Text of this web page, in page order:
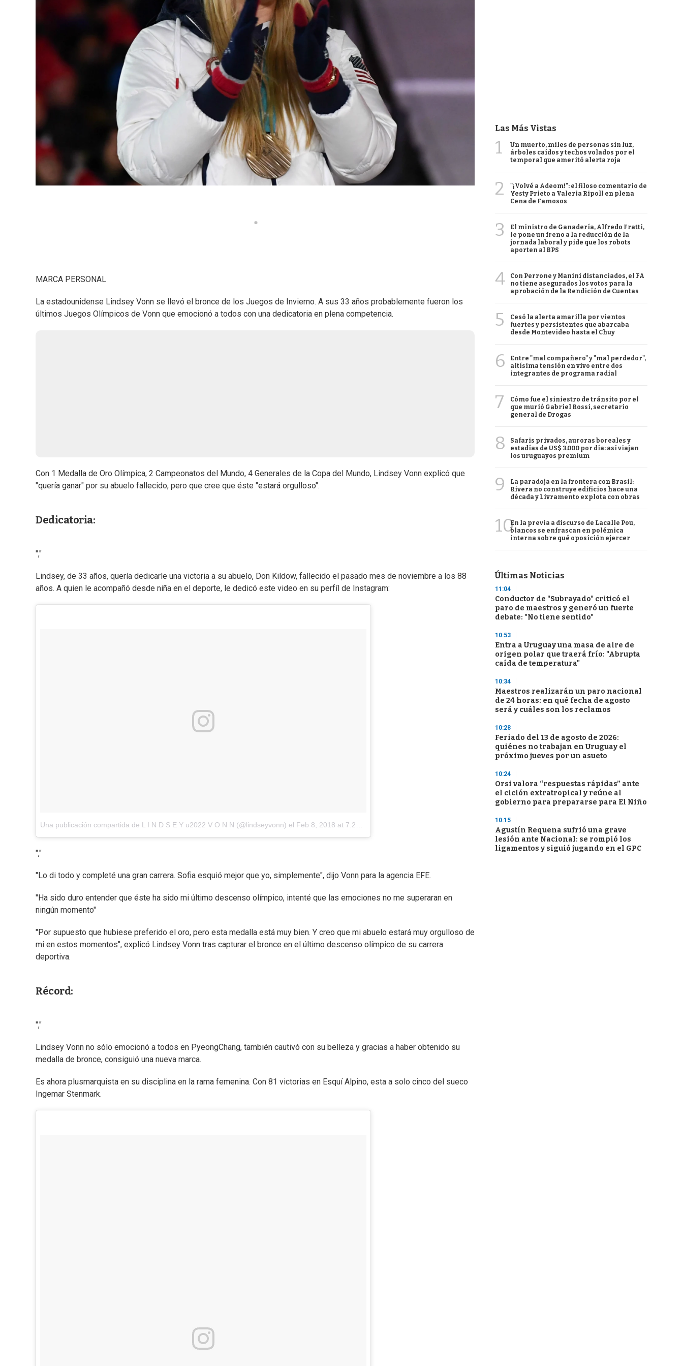
MARCA PERSONAL
La estadounidense Lindsey Vonn se llevó el bronce de los Juegos de Invierno. A sus 33 años probablemente fueron los
últimos Juegos Olímpicos de Vonn que emocionó a todos con una dedicatoria en plena competencia.
Con 1 Medalla de Oro Olímpica, 2 Campeonatos del Mundo, 4 Generales de la Copa del Mundo, Lindsey Vonn explicó que
"quería ganar" por su abuelo fallecido, pero que cree que éste "estará orgulloso".
Dedicatoria:
","
Lindsey, de 33 años, quería dedicarle una victoria a su abuelo, Don Kildow, fallecido el pasado mes de noviembre a los 88
años. A quien le acompañó desde niña en el deporte, le dedicó este video en su perfíl de Instagram:
Una publicación compartida de L I N D S E Y u2022 V O N N (@lindseyvonn) el Feb 8, 2018 at 7:23 PST
","
"Lo di todo y completé una gran carrera. Sofia esquió mejor que yo, simplemente", dijo Vonn para la agencia EFE.
"Ha sido duro entender que éste ha sido mi último descenso olímpico, intenté que las emociones no me superaran en
ningún momento"
"Por supuesto que hubiese preferido el oro, pero esta medalla está muy bien. Y creo que mi abuelo estará muy orgulloso de
mi en estos momentos", explicó Lindsey Vonn tras capturar el bronce en el último descenso olímpico de su carrera
deportiva.
Récord:
","
Lindsey Vonn no sólo emocionó a todos en PyeongChang, también cautivó con su belleza y gracias a haber obtenido su
medalla de bronce, consiguió una nueva marca.
Es ahora plusmarquista en su disciplina en la rama femenina. Con 81 victorias en Esquí Alpino, esta a solo cinco del sueco
Ingemar Stenmark.
Las Más Vistas
1
Un muerto, miles de personas sin luz,
árboles caídos y techos volados por el
temporal que ameritó alerta roja
2
"¡Volvé a Adeom!": el filoso comentario de
Yesty Prieto a Valeria Ripoll en plena
Cena de Famosos
3
El ministro de Ganadería, Alfredo Fratti,
le pone un freno a la reducción de la
jornada laboral y pide que los robots
aporten al BPS
4
Con Perrone y Manini distanciados, el FA
no tiene asegurados los votos para la
aprobación de la Rendición de Cuentas
5
Cesó la alerta amarilla por vientos
fuertes y persistentes que abarcaba
desde Montevideo hasta el Chuy
6
Entre "mal compañero" y "mal perdedor",
altísima tensión en vivo entre dos
integrantes de programa radial
7
Cómo fue el siniestro de tránsito por el
que murió Gabriel Rossi, secretario
general de Drogas
8
Safaris privados, auroras boreales y
estadías de US$ 3.000 por día: así viajan
los uruguayos premium
9
La paradoja en la frontera con Brasil:
Rivera no construye edificios hace una
década y Livramento explota con obras
10En la previa a discurso de Lacalle Pou,
blancos se enfrascan en polémica
interna sobre qué oposición ejercer
Últimas Noticias
11:04
Conductor de "Subrayado" criticó el
paro de maestros y generó un fuerte
debate: "No tiene sentido"
10:53
Entra a Uruguay una masa de aire de
origen polar que traerá frío: "Abrupta
caída de temperatura"
10:34
Maestros realizarán un paro nacional
de 24 horas: en qué fecha de agosto
será y cuáles son los reclamos
10:28
Feriado del 13 de agosto de 2026:
quiénes no trabajan en Uruguay el
próximo jueves por un asueto
10:24
Orsi valora “respuestas rápidas” ante
el ciclón extratropical y reúne al
gobierno para prepararse para El Niño
10:15
Agustín Requena sufrió una grave
lesión ante Nacional: se rompió los
ligamentos y siguió jugando en el GPC